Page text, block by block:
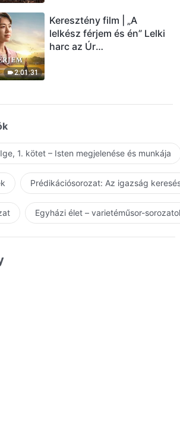
2:01:31
Keresztény film | „A
lelkész férjem és én” Lelki
harc az Úr
1. kötet – Isten megjelenése és munkája
Prédikációsorozat: Az igazság
Egyházi élet – varietéműsor-